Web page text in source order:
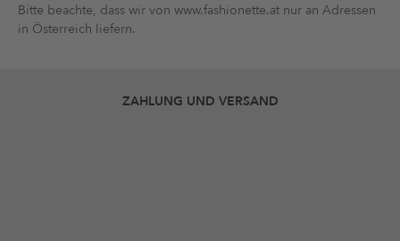
Bitte beachte, dass wir von www.fashionette.at nur an Adressen
in Österreich liefern.
ZAHLUNG UND VERSAND